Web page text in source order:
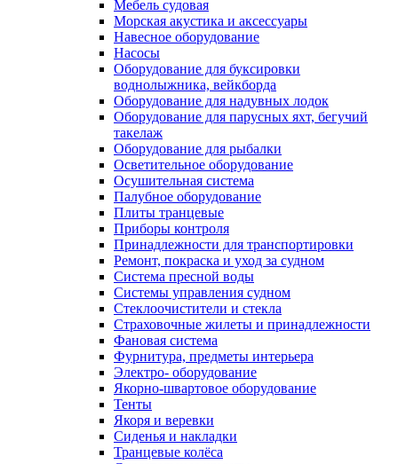
Мебель судовая
Морская акустика и аксессуары
Навесное оборудование
Насосы
Оборудование для буксировки
воднолыжника, вейкборда
Оборудование для надувных лодок
Оборудование для парусных яхт, бегучий
такелаж
Оборудование для рыбалки
Осветительное оборудование
Осушительная система
Палубное оборудование
Плиты транцевые
Приборы контроля
Принадлежности для транспортировки
Ремонт, покраска и уход за судном
Система пресной воды
Системы управления судном
Стеклоочистители и стекла
Страховочные жилеты и принадлежности
Фановая система
Фурнитура, предметы интерьера
Электро- оборудование
Якорно-швартовое оборудование
Тенты
Якоря и веревки
Сиденья и накладки
Транцевые колёса